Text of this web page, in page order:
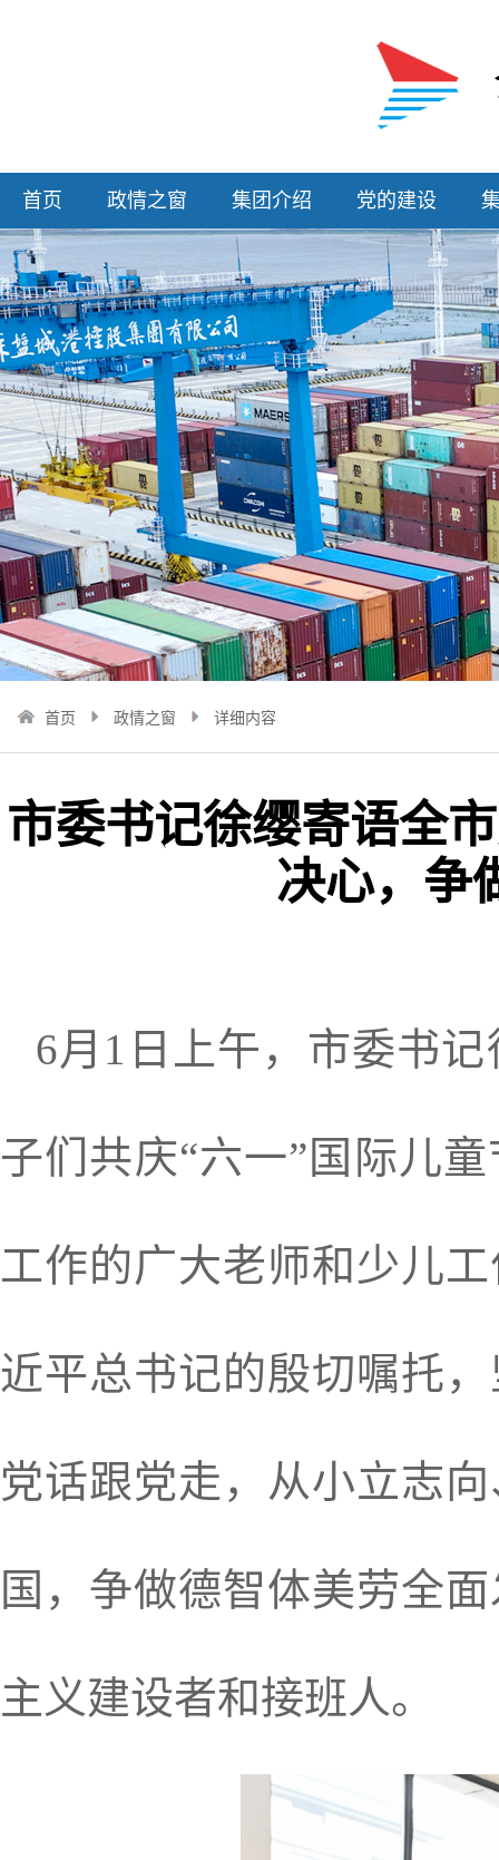
首页 政情之窗 集团介绍 党的建设
首页 政情之窗 详细内容
市委书记徐缨寄语全
决心，争
6月1日上午，市委书
子们共庆“六一”国际儿
工作的广大老师和少儿
近平总书记的殷切嘱托
党话跟党走，从小立志
国，争做德智体美劳全
主义建设者和接班人。